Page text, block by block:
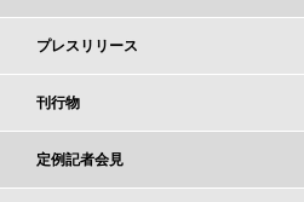
プレスリリース
刊行物
定例記者会見